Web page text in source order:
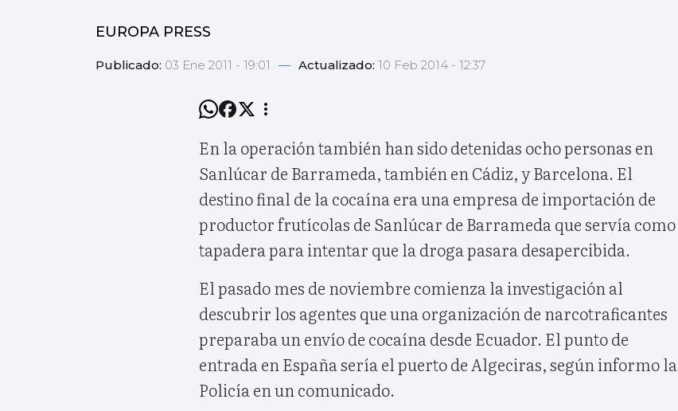
EUROPA PRESS
Publicado: 03 Ene 2011 - 19:01 — Actualizado: 10 Feb 2014 - 12:37
En la operación también han sido detenidas ocho personas en
Sanlúcar de Barrameda, también en Cádiz, y Barcelona. El
destino final de la cocaína era una empresa de importación de
productor frutícolas de Sanlúcar de Barrameda que servía como
tapadera para intentar que la droga pasara desapercibida.
El pasado mes de noviembre comienza la investigación al
descubrir los agentes que una organización de narcotraficantes
preparaba un envío de cocaína desde Ecuador. El punto de
entrada en España sería el puerto de Algeciras, según informo la
Policía en un comunicado.